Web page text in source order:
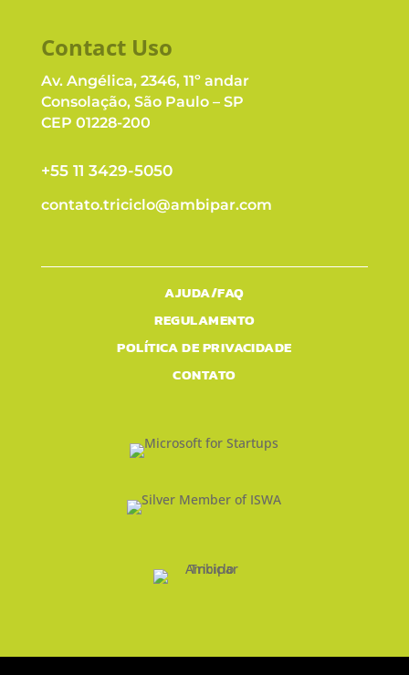
Contact Uso
Av. Angélica, 2346, 11º andar
Consolação, São Paulo – SP
CEP 01228-200
+55 11 3429-5050
contato.triciclo@ambipar.com
AJUDA/FAQ
REGULAMENTO
POLÍTICA DE PRIVACIDADE
CONTATO